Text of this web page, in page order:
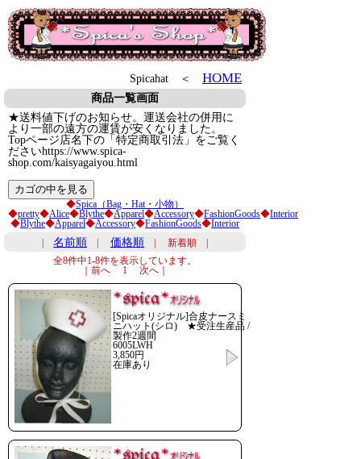
Spicahat ＜ HOME
商品一覧画面
★送料値下げのお知らせ。運送会社の併用に
より一部の遠方の運賃が安くなりました。
Topページ店名下の「特定商取引法」をご覧く
ださいhttps://www.spica-
shop.com/kaisyagaiyou.html
◆Spica（Bag・Hat・小物）
◆pretty◆Alice◆Blythe◆Apparel◆Accessory◆FashionGoods◆Interior
◆Blythe◆Apparel◆Accessory◆FashionGoods◆Interior
| 名前順 | 価格順 | 新着順 |
全8件中1-8件を表示しています。
｜前へ 1 次へ｜
[Spicaオリジナル]合皮ナースミ
ニハット(シロ) ★受注生産品 /
製作2週間
6005LWH
3,850円
在庫あり